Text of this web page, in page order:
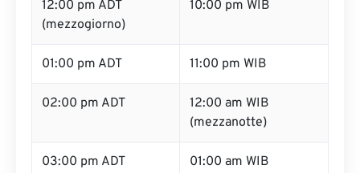
12:00 pm ADT
(mezzogiorno)
10:00 pm WIB
01:00 pm ADT 11:00 pm WIB
02:00 pm ADT
12:00 am WIB
(mezzanotte)
03:00 pm ADT 01:00 am WIB